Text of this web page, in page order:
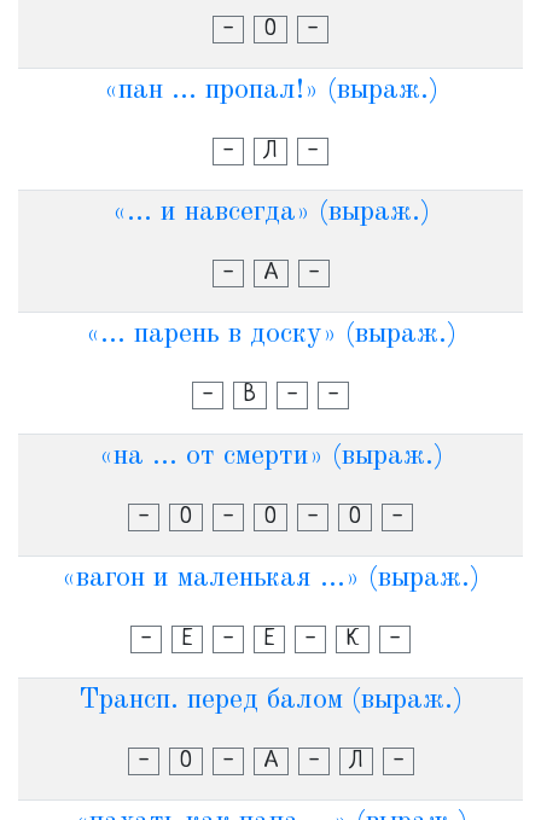
- О -
«пан ... пропал!» (выраж.)
- Л -
«... и навсегда» (выраж.)
- А -
«... парень в доску» (выраж.)
- В - -
«на ... от смерти» (выраж.)
- О - О - О -
«вагон и маленькая ...» (выраж.)
- Е - Е - К -
Трансп. перед балом (выраж.)
- О - А - Л -